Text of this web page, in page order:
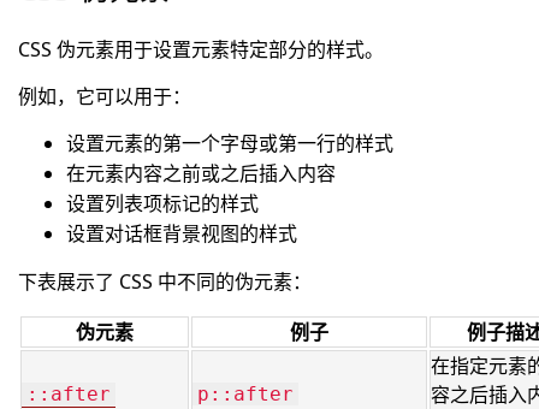
CSS 伪元素用于设置元素特定部分的样式。
例如，它可以用于：
设置元素的第一个字母或第一行的样式
在元素内容之前或之后插入内容
设置列表项标记的样式
设置对话框背景视图的样式
下表展示了 CSS 中不同的伪元素：
伪元素
例子 例子描
::after p::after
在指定元素
容之后插入